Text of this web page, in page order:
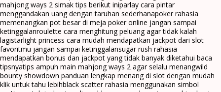
mahjong ways 2 simak tips berikut iniparlay cara pintar
menggandakan uang dengan taruhan sederhanapoker rahasia
memenangkan pot besar di meja poker online jangan sampai
ketinggalanroulette cara menghitung peluang agar tidak kalah
lagistarlight princess cara mudah mendapatkan jackpot dari slot
favoritmu jangan sampai ketinggalansugar rush rahasia
mendapatkan bonus dan jackpot yang tidak banyak diketahui baca
tipsnyatips ampuh main mahjong ways 2 agar selalu menangwild
bounty showdown panduan lengkap menang di slot dengan mudah
klik untuk tahu lebihblack scatter rahasia menggunakan simbol